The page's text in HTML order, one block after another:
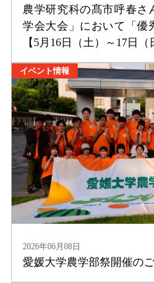
農学研究科の髙市呼春さ
学会大会」において「優
【5月16日（土）～17日（
イベント情報
2026年06月08日
愛媛大学農学部祭開催の